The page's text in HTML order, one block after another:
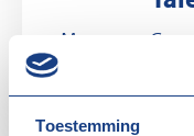
Toestemming
in het